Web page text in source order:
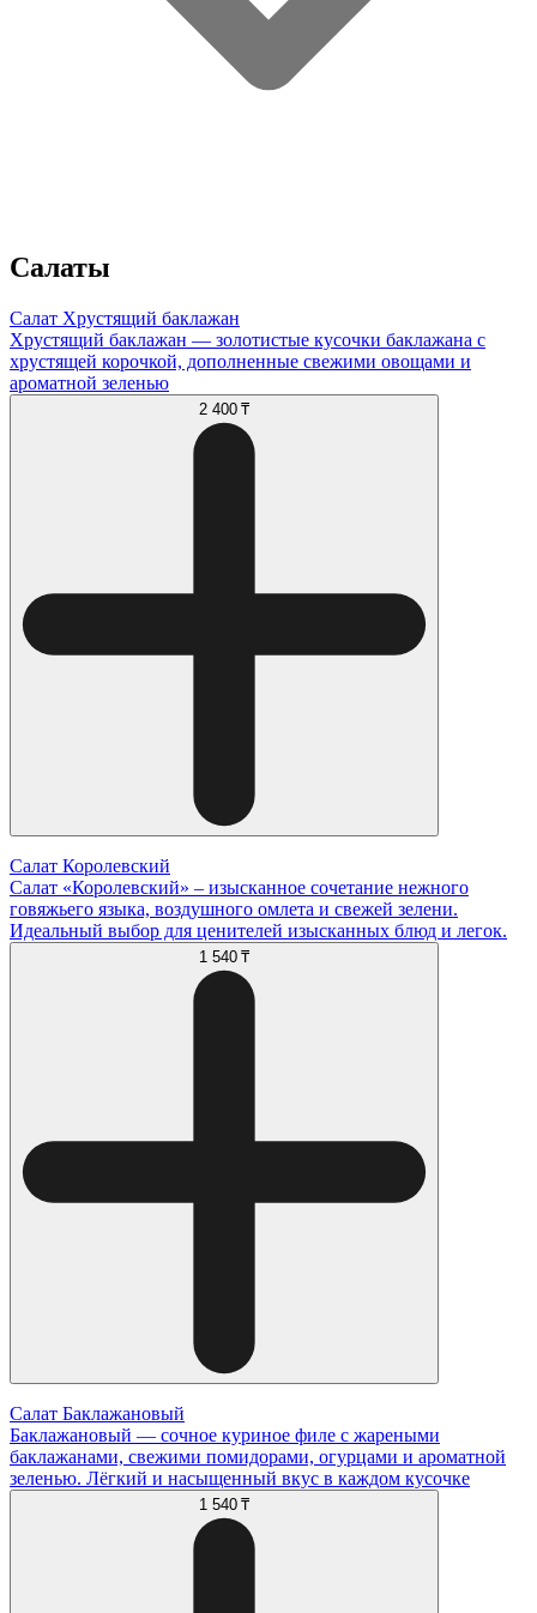
Салаты
Салат Хрустящий баклажан
Хрустящий баклажан — золотистые кусочки баклажана с
хрустящей корочкой, дополненные свежими овощами и
ароматной зеленью
2 400 ₸
Салат Королевский
Салат «Королевский» – изысканное сочетание нежного
говяжьего языка, воздушного омлета и свежей зелени.
Идеальный выбор для ценителей изысканных блюд и легок.
1 540 ₸
Салат Баклажановый
Баклажановый — сочное куриное филе с жареными
баклажанами, свежими помидорами, огурцами и ароматной
зеленью. Лёгкий и насыщенный вкус в каждом кусочке
1 540 ₸